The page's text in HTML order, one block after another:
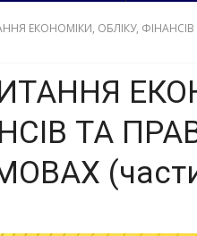
ЕКОНОМІКИ, ОБЛІКУ,
ТА